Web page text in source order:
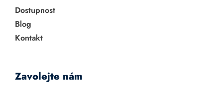
Dostupnost
Blog
Kontakt
Zavolejte nám